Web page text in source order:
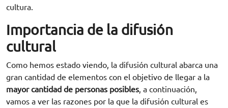
cultura.
Importancia de la difusión
cultural
Como hemos estado viendo, la difusión cultural abarca una
gran cantidad de elementos con el objetivo de llegar a la
mayor cantidad de personas posibles , a continuación,
vamos a ver las razones por la que la difusión cultural es